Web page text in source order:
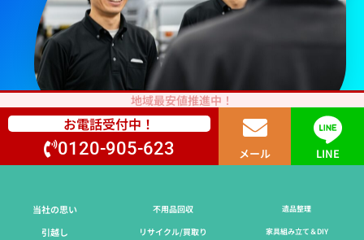
地域最安値推進中！
お電話受付中！
0120-905-623 メール LINE
当社の思い
引越し
不用品回収
リサイクル/買取り
遺品整理
家具組み立て＆DIY